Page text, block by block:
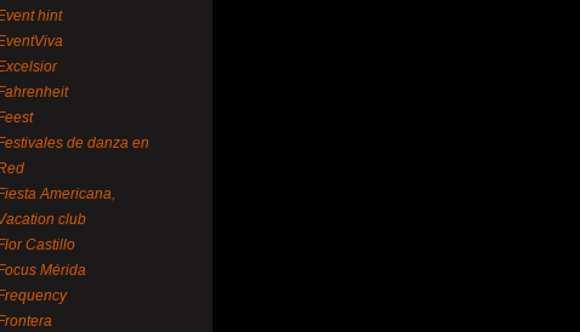
hint
de danza en
Americana,
club
Castillo
Mérida